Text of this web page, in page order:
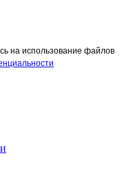
на использование файлов